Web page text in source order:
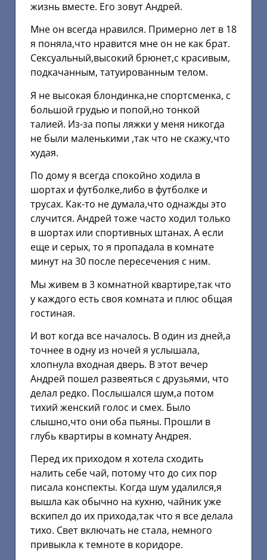
жизнь вместе. Его зовут Андрей.
Мне он всегда нравился. Примерно лет в 18
я поняла,что нравится мне он не как брат.
Сексуальный,высокий брюнет,с красивым,
подкачанным, татуированным телом.
Я не высокая блондинка,не спортсменка, с
большой грудью и попой,но тонкой
талией. Из-за попы ляжки у меня никогда
не были маленькими ,так что не скажу,что
худая.
По дому я всегда спокойно ходила в
шортах и футболке,либо в футболке и
трусах. Как-то не думала,что однажды это
случится. Андрей тоже часто ходил только
в шортах или спортивных штанах. А если
еще и серых, то я пропадала в комнате
минут на 30 после пересечения с ним.
Мы живем в 3 комнатной квартире,так что
у каждого есть своя комната и плюс общая
гостиная.
И вот когда все началось. В один из дней,а
точнее в одну из ночей я услышала,
хлопнула входная дверь. В этот вечер
Андрей пошел развеяться с друзьями, что
делал редко. Послышался шум,а потом
тихий женский голос и смех. Было
слышно,что они оба пьяны. Прошли в
глубь квартиры в комнату Андрея.
Перед их приходом я хотела сходить
налить себе чай, потому что до сих пор
писала конспекты. Когда шум удалился,я
вышла как обычно на кухню, чайник уже
вскипел до их прихода,так что я все делала
тихо. Свет включать не стала, немного
привыкла к темноте в коридоре.